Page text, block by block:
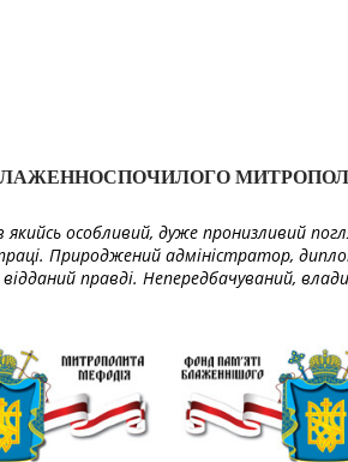
особливий, дуже пронизливий
Природжений адміністратор,
правді. Непередбачуваний,